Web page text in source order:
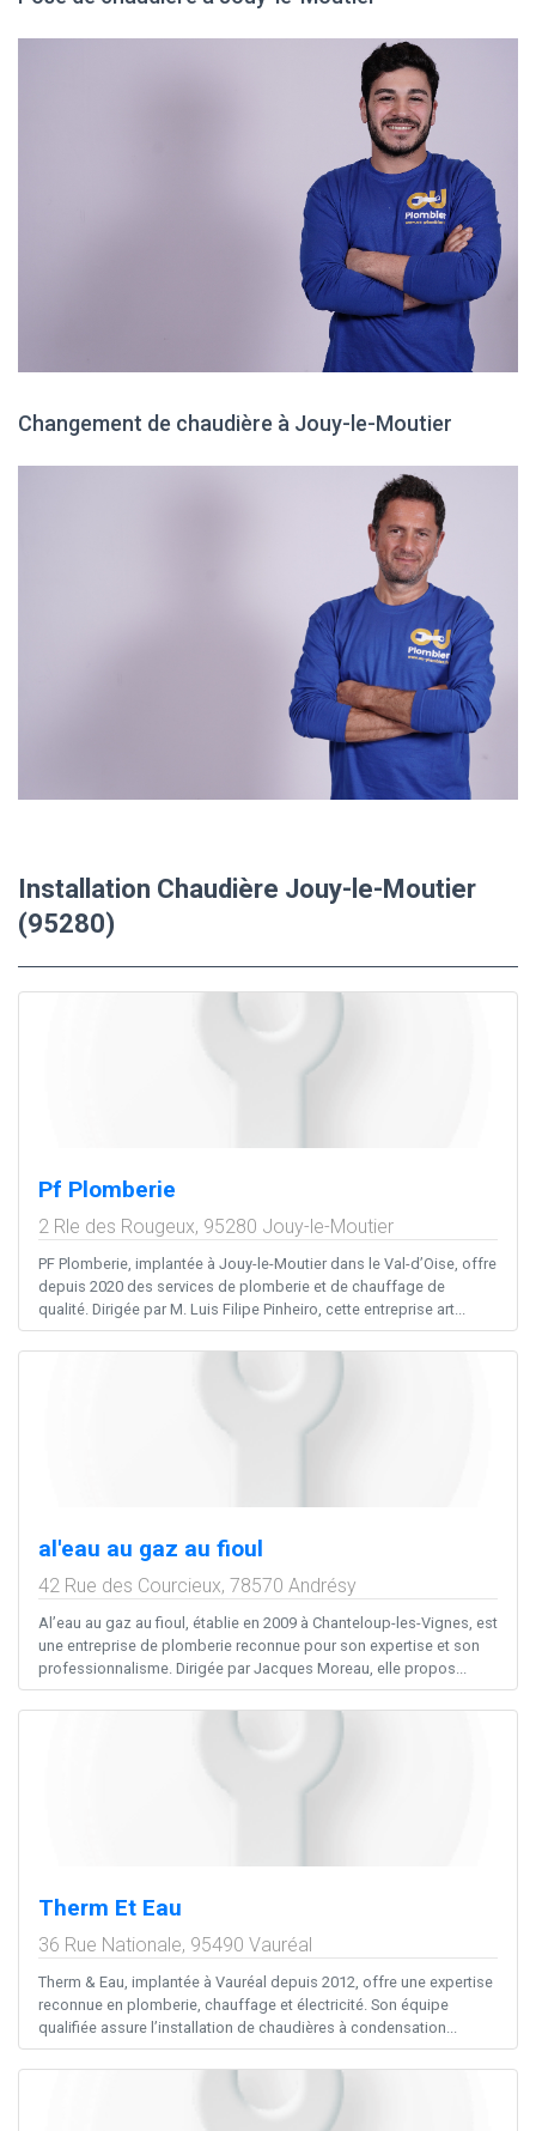
Changement de chaudière à Jouy-le-Moutier
Installation Chaudière Jouy-le-Moutier
(95280)
Pf Plomberie
2 Rle des Rougeux, 95280 Jouy-le-Moutier
PF Plomberie, implantée à Jouy-le-Moutier dans le Val-d’Oise, offre
depuis 2020 des services de plomberie et de chauffage de
qualité. Dirigée par M. Luis Filipe Pinheiro, cette entreprise art...
al'eau au gaz au fioul
42 Rue des Courcieux, 78570 Andrésy
Al’eau au gaz au fioul, établie en 2009 à Chanteloup-les-Vignes, est
une entreprise de plomberie reconnue pour son expertise et son
professionnalisme. Dirigée par Jacques Moreau, elle propos...
Therm Et Eau
36 Rue Nationale, 95490 Vauréal
Therm & Eau, implantée à Vauréal depuis 2012, offre une expertise
reconnue en plomberie, chauffage et électricité. Son équipe
qualifiée assure l’installation de chaudières à condensation...